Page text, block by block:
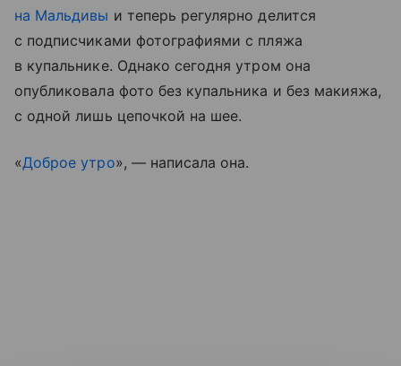
на Мальдивы и теперь регулярно делится
с подписчиками фотографиями с пляжа
в купальнике. Однако сегодня утром она
опубликовала фото без купальника и без макияжа,
с одной лишь цепочкой на шее.
«Доброе утро», — написала она.